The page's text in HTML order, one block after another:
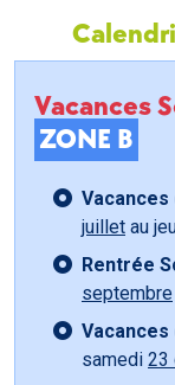
Vacances
ZONE B
Vacances
juillet au
Rentrée
septembre
Vacances
samedi 23